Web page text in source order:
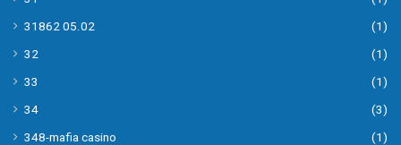
31862 05.02
(1)
32
(1)
33
(1)
34
(3)
348-mafia casino
(1)